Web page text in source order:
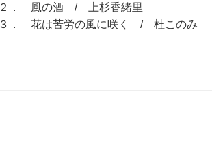
２． 風の酒 / 上杉香緒里
３． 花は苦労の風に咲く / 杜このみ